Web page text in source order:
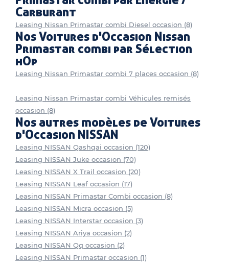
Carburant
Leasing Nissan Primastar combi Diesel occasion (8)
Nos Voitures d'Occasion Nissan
Primastar combi par Sélection
hOp
Leasing Nissan Primastar combi 7 places occasion (8)
Leasing Nissan Primastar combi Véhicules remisés
occasion (8)
Nos autres modèles de Voitures
d'Occasion NISSAN
Leasing NISSAN Qashqai occasion (120)
Leasing NISSAN Juke occasion (70)
Leasing NISSAN X Trail occasion (20)
Leasing NISSAN Leaf occasion (17)
Leasing NISSAN Primastar Combi occasion (8)
Leasing NISSAN Micra occasion (5)
Leasing NISSAN Interstar occasion (3)
Leasing NISSAN Ariya occasion (2)
Leasing NISSAN Qq occasion (2)
Leasing NISSAN Primastar occasion (1)